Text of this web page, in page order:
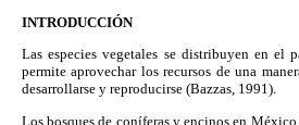
INTRODUCCIÓN
Las especies vegetales se distribuyen en el
permite aprovechar los recursos de una
desarrollarse y reproducirse (Bazzas, 1991).
Los bosques de coníferas y encinos en